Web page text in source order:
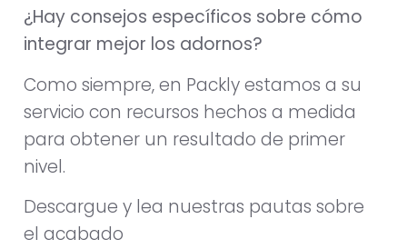
¿Hay consejos específicos sobre cómo
integrar mejor los adornos?
Como siempre, en Packly estamos a su
servicio con recursos hechos a medida
para obtener un resultado de primer
nivel.
Descargue y lea nuestras pautas sobre
el acabado